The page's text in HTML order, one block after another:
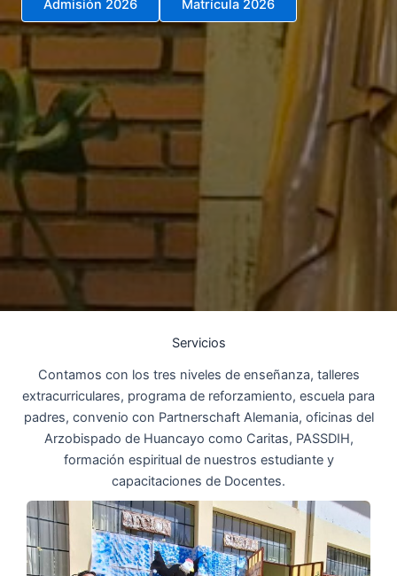
Admisión 2026 Matrícula 2026
Servicios
Contamos con los tres niveles de enseñanza, talleres
extracurriculares, programa de reforzamiento, escuela para
padres, convenio con Partnerschaft Alemania, oficinas del
Arzobispado de Huancayo como Caritas, PASSDIH,
formación espiritual de nuestros estudiante y
capacitaciones de Docentes.